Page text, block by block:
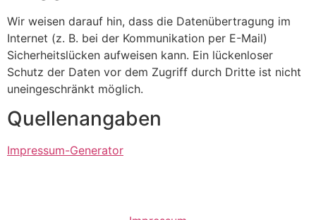
Wir weisen darauf hin, dass die Datenübertragung im
Internet (z. B. bei der Kommunikation per E-Mail)
Sicherheitslücken aufweisen kann. Ein lückenloser
Schutz der Daten vor dem Zugriff durch Dritte ist nicht
uneingeschränkt möglich.
Quellenangaben
Impressum-Generator